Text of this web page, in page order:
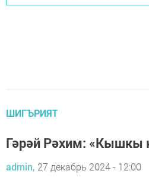
ШИГЪРИЯТ
Гәрәй Рәхим: «Кышкы
admin, 27 декабрь 2024 - 12:00